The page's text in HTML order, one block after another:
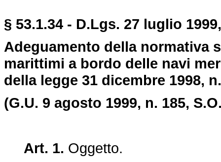
§ 53.1.34 - D.Lgs. 27 luglio
Adeguamento della normativa
marittimi a bordo delle navi
della legge 31 dicembre 1998,
(G.U. 9 agosto 1999, n. 185,
Art. 1. Oggetto.